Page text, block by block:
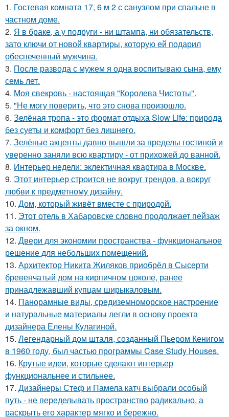
1. Гостевая комната 17, 6 м 2 с санузлом при спальне в
частном доме.
2. Я в браке, а у подруги - ни штампа, ни обязательств,
зато ключи от новой квартиры, которую ей подарил
обеспеченный мужчина.
3. После развода с мужем я одна воспитываю сына, ему
семь лет.
4. Моя свекровь - настоящая "Королева Чистоты".
5. "Не могу поверить, что это снова произошло.
6. Зелёная тропа - это формат отдыха Slow Life: природа
без суеты и комфорт без лишнего.
7. Зелёные акценты давно вышли за пределы гостиной и
уверенно заняли всю квартиру - от прихожей до ванной.
8. Интерьер недели: эклектичная квартира в Москве.
9. Этот интерьер строится не вокруг трендов, а вокруг
любви к предметному дизайну.
10. Дом, который живёт вместе с природой.
11. Этот отель в Хабаровске словно продолжает пейзаж
за окном.
12. Двери для экономии пространства - функциональное
решение для небольших помещений.
13. Архитектор Никита Жиляков приобрёл в Сысерти
бревенчатый дом на кирпичном цоколе, ранее
принадлежавший купцам ширыкаловым.
14. Панорамные виды, средиземноморское настроение
и натуральные материалы легли в основу проекта
дизайнера Елены Кулагиной.
15. Легендарный дом шталя, созданный Пьером Кенигом
в 1960 году, был частью программы Case Study Houses.
16. Крутые идеи, которые сделают интерьер
функциональнее и стильнее.
17. Дизайнеры Стеф и Памела катч выбрали особый
путь - не переделывать пространство радикально, а
раскрыть его характер мягко и бережно.